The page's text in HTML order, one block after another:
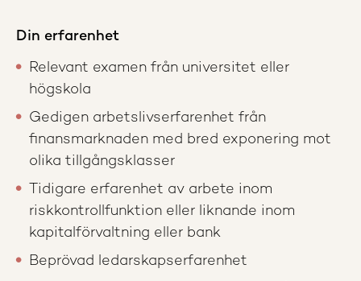
Din erfarenhet
Relevant examen från universitet eller
högskola
Gedigen arbetslivserfarenhet från
finansmarknaden med bred exponering mot
olika tillgångsklasser
Tidigare erfarenhet av arbete inom
riskkontrollfunktion eller liknande inom
kapitalförvaltning eller bank
Beprövad ledarskapserfarenhet